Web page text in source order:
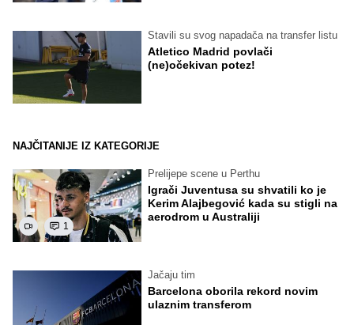
Stavili su svog napadača na transfer listu
Atletico Madrid povlači
(ne)očekivan potez!
NAJČITANIJE IZ KATEGORIJE
1
Prelijepe scene u Perthu
Igrači Juventusa su shvatili ko je
Kerim Alajbegović kada su stigli na
aerodrom u Australiji
Jačaju tim
Barcelona oborila rekord novim
ulaznim transferom